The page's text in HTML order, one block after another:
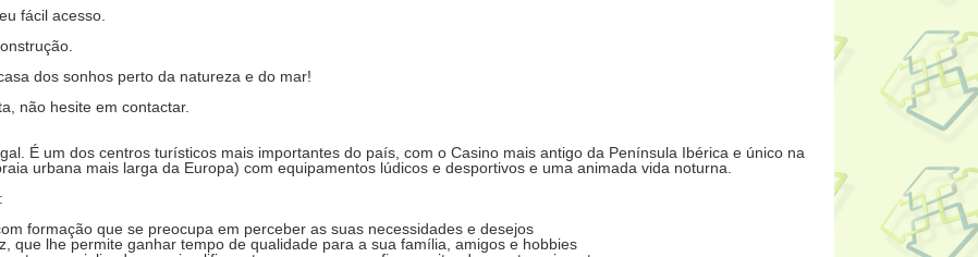
fácil acesso.
dos sonhos perto da natureza e do mar!
não hesite em contactar.
É um dos centros turísticos mais importantes do país, com o Casino mais antigo da Península Ibérica e único na
urbana mais larga da Europa) com equipamentos lúdicos e desportivos e uma animada vida noturna.
formação que se preocupa em perceber as suas necessidades e desejos
que lhe permite ganhar tempo de qualidade para a sua família, amigos e hobbies